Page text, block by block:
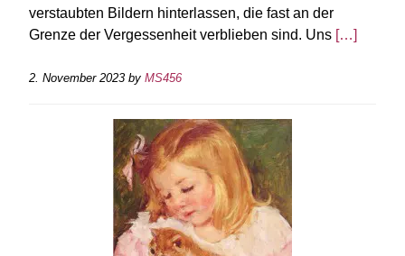
verstaubten Bildern hinterlassen, die fast an der
Grenze der Vergessenheit verblieben sind. Uns […]
2. November 2023 by MS456